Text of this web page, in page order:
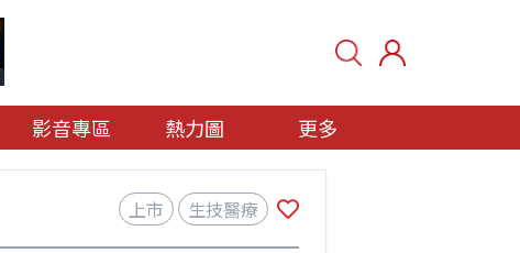
影音專區 熱力圖 更多
上市 生技醫療